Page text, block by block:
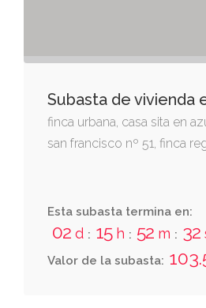
Subasta de vivienda
finca urbana, casa sita en
san francisco nº 51, finca
Esta subasta termina en:
02 d : 15 h : 52 m : 32
Valor de la subasta: